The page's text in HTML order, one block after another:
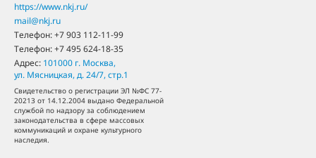
https://www.nkj.ru/
mail@nkj.ru
Телефон:+7 903 112-11-99
Телефон:+7 495 624-18-35
Адрес: 101000 г. Москва,
ул. Мясницкая, д. 24/7, стр.1
Свидетельство о регистрации ЭЛ №ФС 77-
20213 от 14.12.2004 выдано Федеральной
службой по надзору за соблюдением
законодательства в сфере массовых
коммуникаций и охране культурного
наследия.